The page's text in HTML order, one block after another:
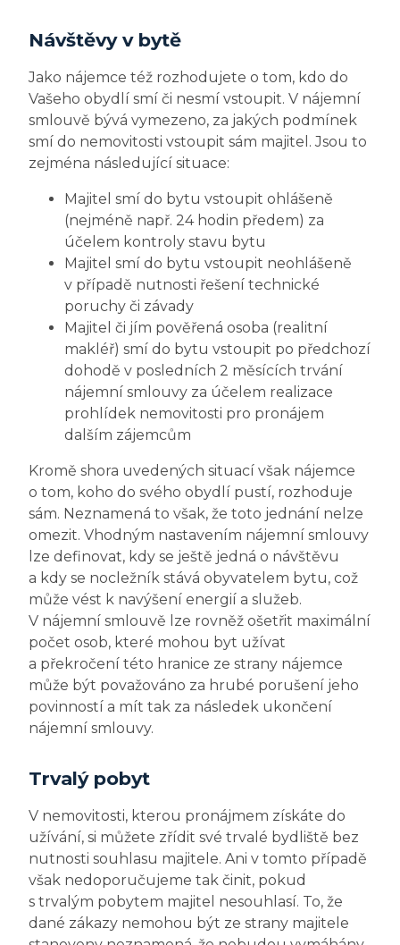
Návštěvy v bytě
Jako nájemce též rozhodujete o tom, kdo do
Vašeho obydlí smí či nesmí vstoupit. V nájemní
smlouvě bývá vymezeno, za jakých podmínek
smí do nemovitosti vstoupit sám majitel. Jsou to
zejména následující situace:
Majitel smí do bytu vstoupit ohlášeně
(nejméně např. 24 hodin předem) za
účelem kontroly stavu bytu
Majitel smí do bytu vstoupit neohlášeně
v případě nutnosti řešení technické
poruchy či závady
Majitel či jím pověřená osoba (realitní
makléř) smí do bytu vstoupit po předchozí
dohodě v posledních 2 měsících trvání
nájemní smlouvy za účelem realizace
prohlídek nemovitosti pro pronájem
dalším zájemcům
Kromě shora uvedených situací však nájemce
o tom, koho do svého obydlí pustí, rozhoduje
sám. Neznamená to však, že toto jednání nelze
omezit. Vhodným nastavením nájemní smlouvy
lze definovat, kdy se ještě jedná o návštěvu
a kdy se nocležník stává obyvatelem bytu, což
může vést k navýšení energií a služeb.
V nájemní smlouvě lze rovněž ošetřit maximální
počet osob, které mohou byt užívat
a překročení této hranice ze strany nájemce
může být považováno za hrubé porušení jeho
povinností a mít tak za následek ukončení
nájemní smlouvy.
Trvalý pobyt
V nemovitosti, kterou pronájmem získáte do
užívání, si můžete zřídit své trvalé bydliště bez
nutnosti souhlasu majitele. Ani v tomto případě
však nedoporučujeme tak činit, pokud
s trvalým pobytem majitel nesouhlasí. To, že
dané zákazy nemohou být ze strany majitele